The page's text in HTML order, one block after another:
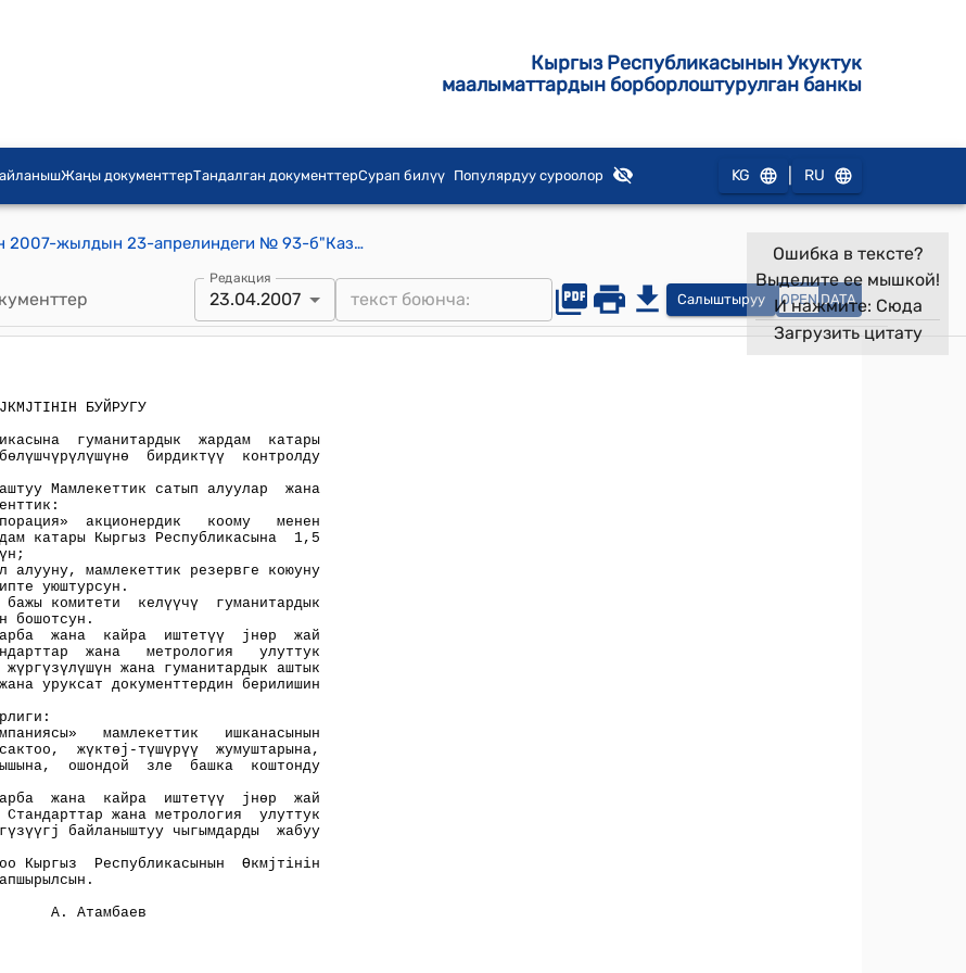
Кыргыз Республикасынын Укуктук
маалыматтардын борборлоштурулган банкы
Жаңы документтерТандалган документтерСурап билүү Популярдуу суроолор KG RU
Кыргыз Республикасынын Јкмјтінін 2007-жылдын 23-апрелиндеги № 93-б"Казакстан Республикасы Кыргыз Республикасына гуманитардык жардам катары берүүчү аштык буудайдын келишине жана бөлүшчүрүлүшүнө бирдиктүү контролду камсыздоо максатында" Буйругу
Редакция
23.04.2007 Салыштыруу OPEN DATA
Ошибка в тексте?
Выделите ее мышкой!
И нажмите: Сюда
Загрузить цитату